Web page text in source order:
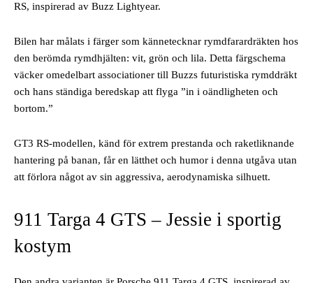
RS, inspirerad av Buzz Lightyear.
Bilen har målats i färger som kännetecknar rymdfarardräkten hos
den berömda rymdhjälten: vit, grön och lila. Detta färgschema
väcker omedelbart associationer till Buzzs futuristiska rymddräkt
och hans ständiga beredskap att flyga ”in i oändligheten och
bortom.”
GT3 RS-modellen, känd för extrem prestanda och raketliknande
hantering på banan, får en lätthet och humor i denna utgåva utan
att förlora något av sin aggressiva, aerodynamiska silhuett.
911 Targa 4 GTS – Jessie i sportig
kostym